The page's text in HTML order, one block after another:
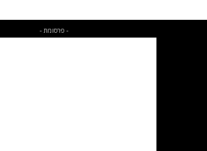
- פרסומת -